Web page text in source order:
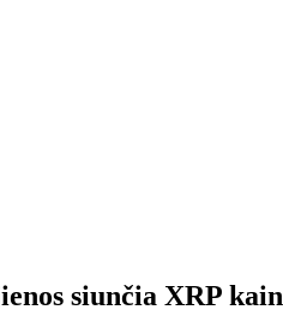
siunčia XRP